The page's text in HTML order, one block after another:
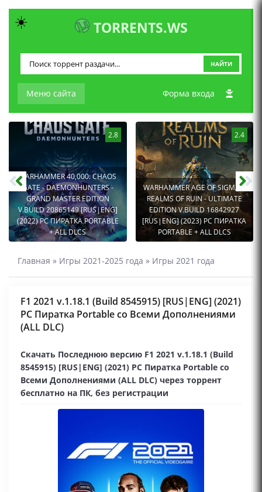
TORRENTS.WS
Меню сайта
НАЙТИ
Форма входа
2.8
WARHAMMER 40,000: CHAOS
GATE - DAEMONHUNTERS -
GRAND MASTER EDITION
V.BUILD 20865149 [RUS|ENG]
(2022) PC ПИРАТКА PORTABLE
+ ALL DLCS
2.4
WARHAMMER AGE OF SIGMAR:
REALMS OF RUIN - ULTIMATE
EDITION V.BUILD 16842927
[RUS|ENG] (2023) PC ПИРАТКА
PORTABLE + ALL DLCS
Главная » Игры 2021-2025 года » Игры 2021 года
F1 2021 v.1.18.1 (Build 8545915) [RUS|ENG] (2021)
PC Пиратка Portable со Всеми Дополнениями
(ALL DLC)
Скачать Последнюю версию F1 2021 v.1.18.1 (Build
8545915) [RUS|ENG] (2021) PC Пиратка Portable со
Всеми Дополнениями (ALL DLC) через торрент
бесплатно на ПК, без регистрации
☀️